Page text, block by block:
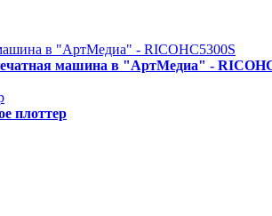
машина в "АртМедиа" -
плоттер